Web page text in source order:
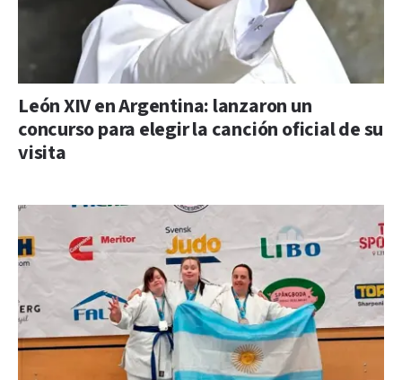
León XIV en Argentina: lanzaron un
concurso para elegir la canción oficial de su
visita